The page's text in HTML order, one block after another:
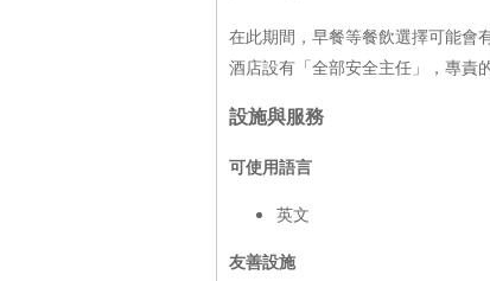
在此期間，早餐等餐飲選擇可能會
酒店設有「全部安全主任」，專責
設施與服務
可使用語言
英文
友善設施